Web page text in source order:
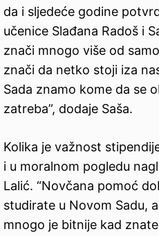
da i sljedeće godine
učenice Slađana Radoš i
znači mnogo više od
znači da netko stoji iza
Sada znamo kome da se
zatreba”, dodaje Saša.
Kolika je važnost
i u moralnom pogledu
Lalić. “Novčana pomoć
studirate u Novom Sadu,
mnogo je bitnije kad